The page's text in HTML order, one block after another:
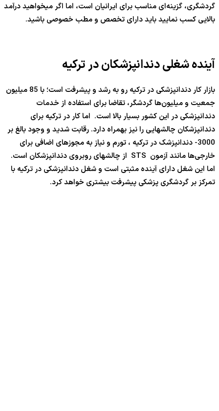
گردشگری، گزینه‌ای مناسب برای ایرانیان است، اما اگر میخواهید درآمد
بالایی کسب نمایید باید دارای تخصص و مطب خصوصی باشید.
آینده شغلی دندانپزشکان در ترکیه
بازار کار دندانپزشکی در ترکیه رو به رشد و پیشرفت است؛ با 85 میلیون
جمعیت و میلیون‌ها گردشگر، تقاضا برای استفاده از خدمات
دندانپزشکی در این کشور بسیار بالا است. اما کار در ترکیه برای
دندانپزشکان چالشهایی را نیز بهمراه دارد. رقابت شدید و وجود بالغ بر
3000- دندانپزشک در ترکیه ، تورم و نیاز به مجوزهای اضافی برای
خارجی‌ها مانند آزمون STS از چالشهای روبروی دندانپزشکان است.
اما این شغل دارای آینده مثبتی است و شغل دندانپزشکی در ترکیه با
تمرکز بر گردشگری پزشکی پیشرفت بیشتری خواهد کرد.